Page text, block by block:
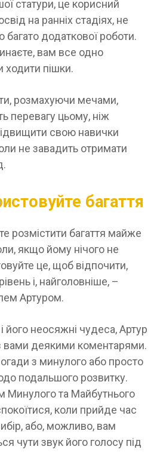
статури, це корисний
на ранніх стадіях, не
додаткової роботи.
вам все одно
пішки.
розмахуючи мечами,
перевагу цьому, ніж
свою навички
не завадить отримати
багаття
розмістити багаття майже
якщо йому нічого не
це, щоб відпочити,
і, найголовніше, –
Артуром.
його неосяжні чудеса, Артур
вами деякими коментарями.
з минулого або просто
подальшого розвитку.
Минулого та Майбутнього
коли прийде час
або, можливо, вам
чути звук його голосу під